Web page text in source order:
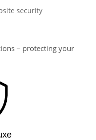
security
– protecting your